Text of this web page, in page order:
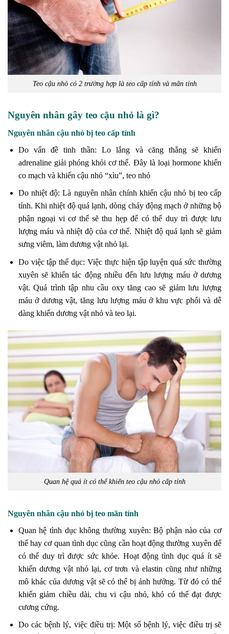
Teo cậu nhỏ có 2 trường hợp là teo cấp tính và mãn tính
Nguyên nhân gây teo cậu nhỏ là gì?
Nguyên nhân cậu nhỏ bị teo cấp tính
Do vấn đề tinh thần: Lo lắng và căng thẳng sẽ khiến
adrenaline giải phóng khỏi cơ thể. Đây là loại hormone khiến
co mạch và khiến cậu nhỏ “xìu”, teo nhỏ
Do nhiệt độ: Là nguyên nhân chính khiến cậu nhỏ bị teo cấp
tính. Khi nhiệt độ quá lạnh, dòng chảy động mạch ở những bộ
phận ngoại vi cơ thể sẽ thu hẹp để có thể duy trì được lưu
lượng máu và nhiệt độ của cơ thể. Nhiệt độ quá lạnh sẽ giảm
sưng viêm, làm dương vật nhỏ lại.
Do việc tập thể dục: Việc thực hiện tập luyện quá sức thường
xuyên sẽ khiến tác động nhiều đến lưu lượng máu ở dương
vật. Quá trình tập nhu cầu oxy tăng cao sẽ giảm lưu lượng
máu ở dương vật, tăng lưu lượng máu ở khu vực phổi và dễ
dàng khiến dương vật nhỏ và teo lại.
Quan hệ quá ít có thể khiến teo cậu nhỏ cấp tính
Nguyên nhân cậu nhỏ bị teo mãn tính
Quan hệ tình dục không thường xuyên: Bộ phận nào của cơ
thể hay cơ quan tình dục cũng cần hoạt động thường xuyên để
có thể duy trì được sức khỏe. Hoạt động tình dục quá ít sẽ
khiến dương vật nhỏ lại, cơ trơn và elastin cũng như những
mô khác của dương vật sẽ có thể bị ảnh hưởng. Từ đó có thể
khiến giảm chiều dài, chu vi cậu nhỏ, khó có thể đạt được
cương cứng.
Do các bệnh lý, việc điều trị: Một số bệnh lý, việc điều trị sẽ